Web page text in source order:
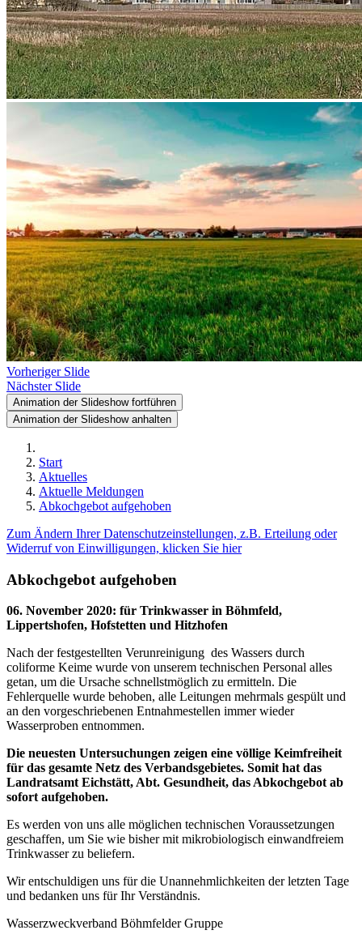
Vorheriger Slide
Nächster Slide
Animation der Slideshow fortführen
Animation der Slideshow anhalten
Start
Aktuelles
Aktuelle Meldungen
Abkochgebot aufgehoben
Zum Ändern Ihrer Datenschutzeinstellungen, z.B. Erteilung oder
Widerruf von Einwilligungen, klicken Sie hier
Abkochgebot aufgehoben
06. November 2020: für Trinkwasser in Böhmfeld,
Lippertshofen, Hofstetten und Hitzhofen
Nach der festgestellten Verunreinigung des Wassers durch
coliforme Keime wurde von unserem technischen Personal alles
getan, um die Ursache schnellstmöglich zu ermitteln. Die
Fehlerquelle wurde behoben, alle Leitungen mehrmals gespült und
an den vorgeschriebenen Entnahmestellen immer wieder
Wasserproben entnommen.
Die neuesten Untersuchungen zeigen eine völlige Keimfreiheit
für das gesamte Netz des Verbandsgebietes. Somit hat das
Landratsamt Eichstätt, Abt. Gesundheit, das Abkochgebot ab
sofort aufgehoben.
Es werden von uns alle möglichen technischen Voraussetzungen
geschaffen, um Sie wie bisher mit mikrobiologisch einwandfreiem
Trinkwasser zu beliefern.
Wir entschuldigen uns für die Unannehmlichkeiten der letzten Tage
und bedanken uns für Ihr Verständnis.
Wasserzweckverband Böhmfelder Gruppe